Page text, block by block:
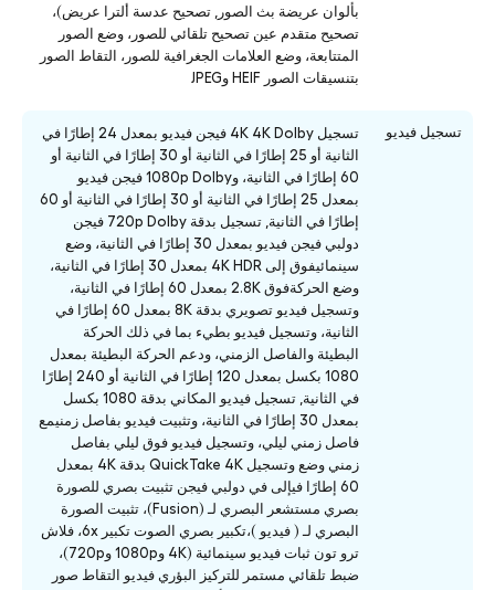
بألوان عريضة بث الصور, تصحيح عدسة ألترا عريض)،
تصحيح متقدم عين تصحيح تلقائي للصور، وضع الصور
المتتابعة، وضع العلامات الجغرافية للصور، التقاط الصور
بتنسيقات الصور HEIF وJPEG
تسجيل فيديو
تسجيل 4K 4K Dolby فيجن فيديو بمعدل 24 إطارًا في
الثانية أو 25 إطارًا في الثانية أو 30 إطارًا في الثانية أو
60 إطارًا في الثانية، و1080p Dolby فيجن فيديو
بمعدل 25 إطارًا في الثانية أو 30 إطارًا في الثانية أو 60
إطارًا في الثانية, تسجيل بدقة 720p Dolby فيجن
دولبي فيجن فيديو بمعدل 30 إطارًا في الثانية، وضع
سينمائيفوق إلى 4K HDR بمعدل 30 إطارًا في الثانية،
وضع الحركةفوق 2.8K بمعدل 60 إطارًا في الثانية،
وتسجيل فيديو تصويري بدقة 8K بمعدل 60 إطارًا في
الثانية، وتسجيل فيديو بطيء بما في ذلك الحركة
البطيئة والفاصل الزمني، ودعم الحركة البطيئة بمعدل
1080 بكسل بمعدل 120 إطارًا في الثانية أو 240 إطارًا
في الثانية, تسجيل فيديو المكاني بدقة 1080 بكسل
بمعدل 30 إطارًا في الثانية، وتثبيت فيديو بفاصل زمنيمع
فاصل زمني ليلي، وتسجيل فيديو فوق ليلي بفاصل
زمني وضع وتسجيل QuickTake 4K بدقة 4K بمعدل
60 إطارًا فيإلى في دولبي فيجن تثبيت بصري للصورة
بصري مستشعر البصري لـ (Fusion)، تثبيت الصورة
البصري لـ ( فيديو )،تكبير بصري الصوت تكبير 6x، فلاش
ترو تون ثبات فيديو سينمائية (4K و1080p و720p)،
ضبط تلقائي مستمر للتركيز البؤري فيديو التقاط صور